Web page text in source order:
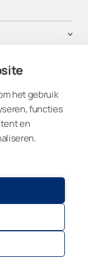
het gebruik
functies
en